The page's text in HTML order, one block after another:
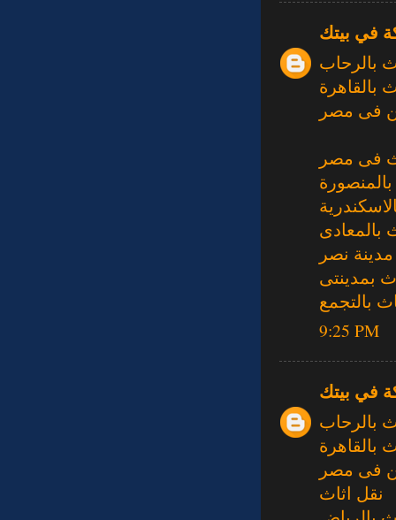
في بيتك
بالرحاب
بالقاهرة
فى مصر
فى مصر
بالمعادى
نصر
بمدينتى
بالتجمع
9:25 PM
في بيتك
بالرحاب
بالقاهرة
فى مصر
نقل اثاث